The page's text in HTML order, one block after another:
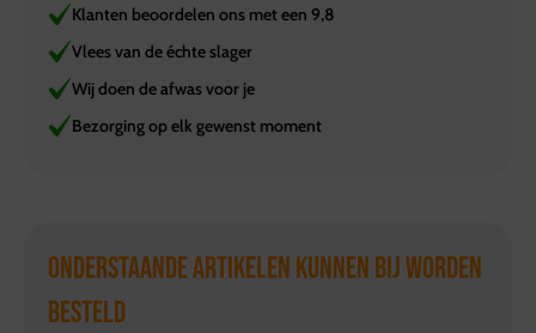
Klanten beoordelen ons met een 9,8
Vlees van de échte slager
Wij doen de afwas voor je
Bezorging op elk gewenst moment
ONDERSTAANDE ARTIKELEN KUNNEN BIJ WORDEN
BESTELD